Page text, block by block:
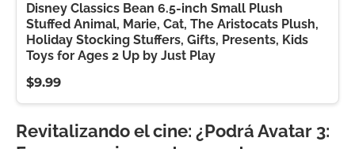
Disney Classics Bean 6.5-inch Small Plush
Stuffed Animal, Marie, Cat, The Aristocats Plush,
Holiday Stocking Stuffers, Gifts, Presents, Kids
Toys for Ages 2 Up by Just Play
$9.99
Revitalizando el cine: ¿Podrá Avatar 3: